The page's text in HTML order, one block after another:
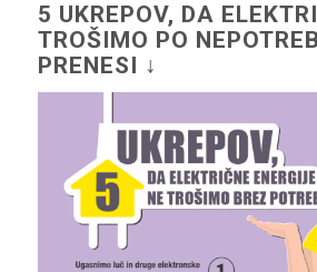
5 UKREPOV, DA
TROŠIMO PO
PRENESI ↓